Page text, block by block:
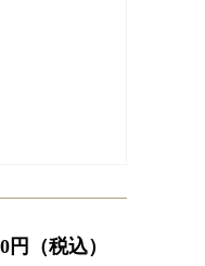
円（税込）